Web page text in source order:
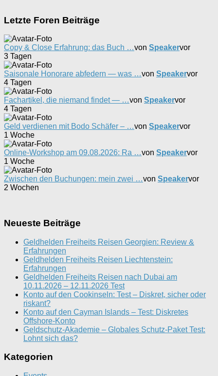
Letzte Foren Beiträge
Copy & Close Erfahrung: das Buch …von Speakervor
3 Tagen
Saisonale Honorare abfedern — was …von Speakervor
4 Tagen
Fachartikel, die niemand findet — …von Speakervor
4 Tagen
Geld verdienen mit Bodo Schäfer – …von Speakervor
1 Woche
Online-Workshop am 09.08.2026: Ra …von Speakervor
1 Woche
Zwischen den Buchungen: mein zwei …von Speakervor
2 Wochen
Neueste Beiträge
Geldhelden Freiheits Reisen Georgien: Review &
Erfahrungen
Geldhelden Freiheits Reisen Liechtenstein:
Erfahrungen
Geldhelden Freiheits Reisen nach Dubai am
10.11.2026 – 12.11.2026 Test
Konto auf den Cookinseln: Test – Diskret, sicher oder
riskant?
Konto auf den Cayman Islands – Test: Diskretes
Offshore-Konto
Geldschutz-Akademie – Globales Schutz-Paket Test:
Lohnt sich das?
Kategorien